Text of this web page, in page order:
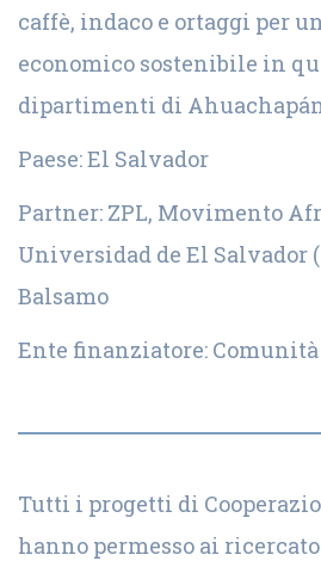
caffè, indaco e ortaggi per
economico sostenibile in
dipartimenti di Ahuachapán
Paese: El Salvador
Partner: ZPL, Movimento
Universidad de El Salvador
Balsamo
Ente finanziatore: Comunità
Tutti i progetti di
hanno permesso ai